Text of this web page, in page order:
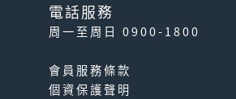
電話服務
周一至周日 0900-1800
會員服務條款
個資保護聲明